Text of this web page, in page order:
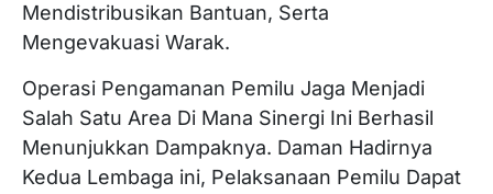
Mendistribusikan Bantuan, Serta
Mengevakuasi Warak.
Operasi Pengamanan Pemilu Jaga Menjadi
Salah Satu Area Di Mana Sinergi Ini Berhasil
Menunjukkan Dampaknya. Daman Hadirnya
Kedua Lembaga ini, Pelaksanaan Pemilu Dapat